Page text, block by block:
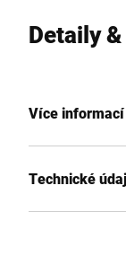
Detaily
Více informací
Technické